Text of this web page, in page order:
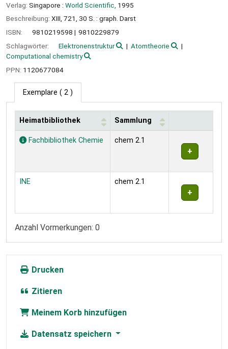
Verlag: Singapore : World Scientific, 1995
Beschreibung: XIII, 721, 30 S. : graph. Darst
ISBN:
9810219598
9810229879
Schlagwörter:
Elektronenstruktur
Atomtheorie
Computational chemistry
PPN: 1120677084
Exemplare ( 2 )
Exemplare
Heimatbibliothek Sammlung
Fachbibliothek Chemie chem 2.1
INE chem 2.1
Anzahl Vormerkungen: 0
Drucken
Zitieren
Meinem Korb hinzufügen
Datensatz speichern